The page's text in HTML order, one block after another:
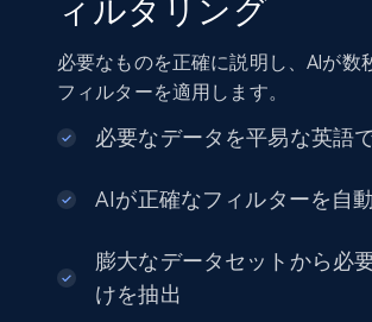
Amazon sellers info
Seller id, URL, Seller name, Description,
info, Stars, Feedbacks, Return policy,
eCommerce
2.5K+ 378+ 今す
ィルタリング
必要なものを正確に説明し、AIが数
フィルターを適用します。
必要なデータを平易な英語
AIが正確なフィルターを自
膨大なデータセットから必
けを抽出